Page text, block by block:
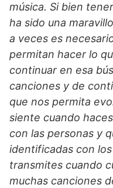
música. Si bien
ha sido una
a veces es
permitan hacer lo
continuar en esa
canciones y de
que nos permita
siente cuando
con las personas y
identificadas con
transmites cuando
muchas canciones